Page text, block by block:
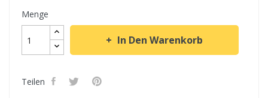
Menge
In Den Warenkorb
Teilen